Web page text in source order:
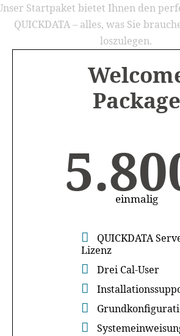
Startpaket bietet Ihnen den
QUICKDATA – alles, was Sie
loszulegen.
Package
einmalig
QUICKDATA
Lizenz
Drei Cal-User